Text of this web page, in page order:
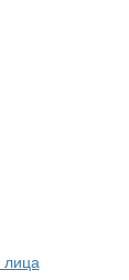
лица